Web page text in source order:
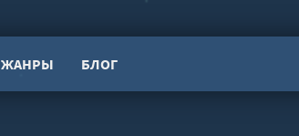
ЖАНРЫ БЛОГ